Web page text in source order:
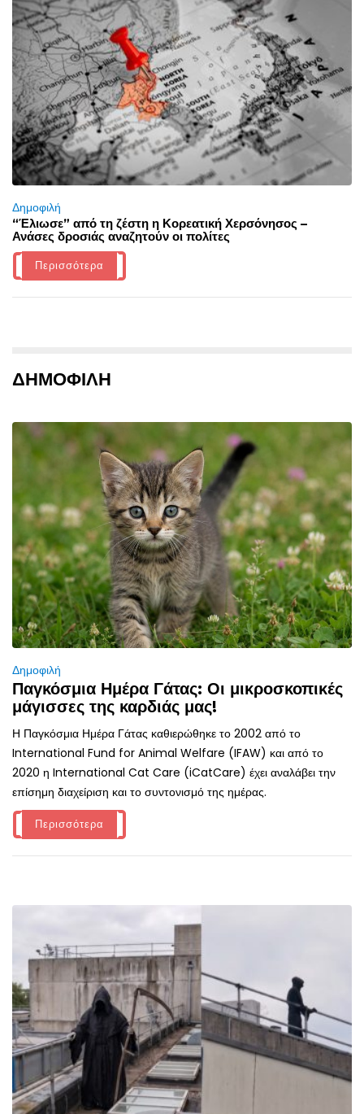
Δημοφιλή
“Έλιωσε” από τη ζέστη η Κορεατική Χερσόνησος –
Ανάσες δροσιάς αναζητούν οι πολίτες
Περισσότερα
ΔΗΜΟΦΙΛΗ
Δημοφιλή
Παγκόσμια Ημέρα Γάτας: Οι μικροσκοπικές
μάγισσες της καρδιάς μας!
Η Παγκόσμια Ημέρα Γάτας καθιερώθηκε το 2002 από το
International Fund for Animal Welfare (IFAW) και από το
2020 η International Cat Care (iCatCare) έχει αναλάβει την
επίσημη διαχείριση και το συντονισμό της ημέρας.
Περισσότερα